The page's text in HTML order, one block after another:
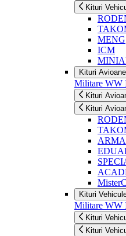
Kituri
MENG
ICM
Kituri
Militare WW
Kituri
Kituri
Kituri
Militare WW
Kituri
Kituri